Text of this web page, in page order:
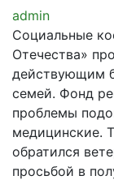
admin
Социальные
Отечества»
действующим
семей. Фонд
проблемы
медицинские.
обратился
просьбой в